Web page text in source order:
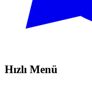
Hızlı Menü